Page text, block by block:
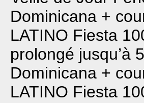
Dominicana +
LATINO Fiesta
prolongé jusqu’à
Dominicana +
LATINO Fiesta